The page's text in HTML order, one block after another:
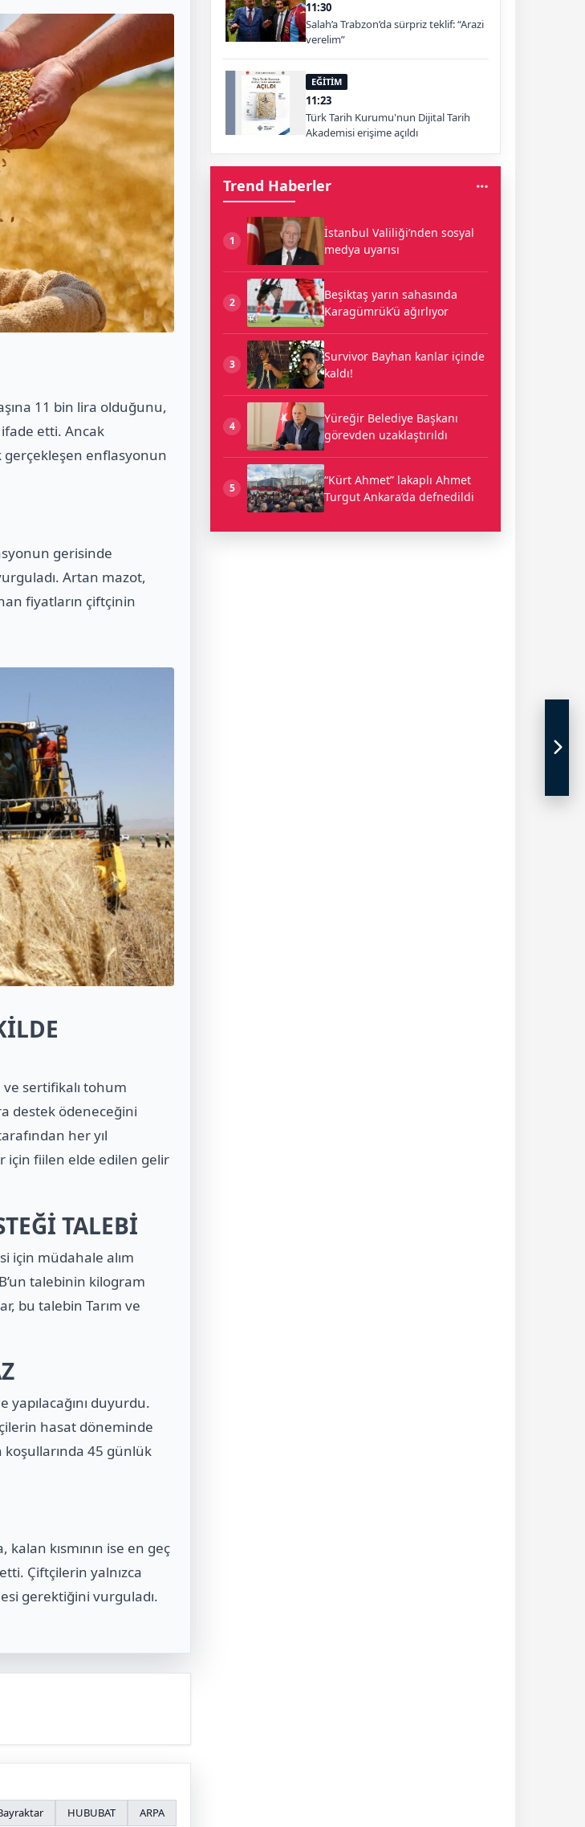
11 bin lira olduğunu,
etti. Ancak
gerçekleşen enflasyonun
gerisinde
Artan mazot,
fiyatların çiftçinin
ve sertifikalı tohum
destek ödeneceğini
her yıl
için fiilen elde edilen gelir
TALEBİ
için müdahale alım
talebinin kilogram
bu talebin Tarım ve
duyurdu.
hasat döneminde
koşullarında 45 günlük
kısmının ise en geç
Çiftçilerin yalnızca
gerektiğini vurguladı.
HUBUBAT ARPA
11:30
Salah’a Trabzon’da sürpriz teklif: “Arazi
verelim”
EĞİTİM
11:23
Türk Tarih Kurumu'nun Dijital Tarih
Akademisi erişime açıldı
Trend Haberler
1
İstanbul Valiliği’nden sosyal
medya uyarısı
2
Beşiktaş yarın sahasında
Karagümrük’ü ağırlıyor
3
Survivor Bayhan kanlar içinde
kaldı!
4
Yüreğir Belediye Başkanı
görevden uzaklaştırıldı
5
“Kürt Ahmet” lakaplı Ahmet
Turgut Ankara’da defnedildi